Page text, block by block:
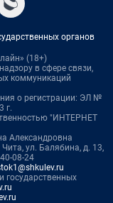
органов
(18+)
в сфере связи,
коммуникаций
о регистрации: ЭЛ №
г.
"ИНТЕРНЕТ
Александровна
ул. Балябина, д. 13,
08-24
государственных